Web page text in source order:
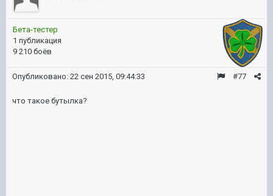
Бета-тестер
1 публикация
9 210 боёв
#77
Опубликовано: 22 сен 2015, 09:44:33
что такое бутылка?